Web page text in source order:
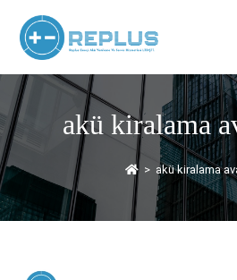
akü kiralama
> akü kiralama